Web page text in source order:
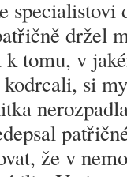
držel
tomu, v
kodrcali, si
že v